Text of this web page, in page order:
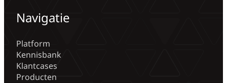
Navigatie
Platform
Kennisbank
Klantcases
Producten